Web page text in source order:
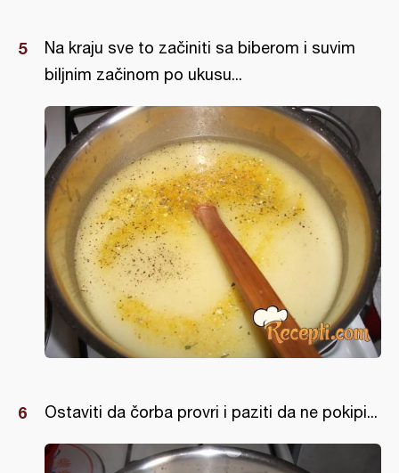
Na kraju sve to začiniti sa biberom i suvim
biljnim začinom po ukusu...
Ostaviti da čorba provri i paziti da ne pokipi...